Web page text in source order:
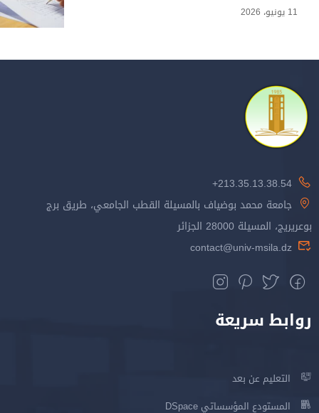
11 يونيو، 2026
213.35.13.38.54+
جامعة محمد بوضياف بالمسيلة القطب الجامعي، طريق برج
بوعريريج، المسيلة 28000 الجزائر
contact@univ-msila.dz
روابط سريعة
التعليم عن بعد
المستودع المؤسساتي DSpace